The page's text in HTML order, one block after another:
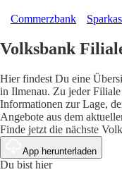
Commerzbank
Volksbank
Hier findest Du eine
in Ilmenau. Zu jeder
Informationen zur Lage,
Angebote aus dem
Finde jetzt die nächste
App herunterladen
Du bist hier